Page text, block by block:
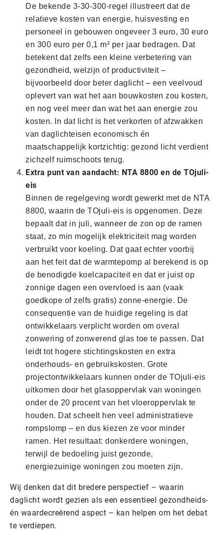
De bekende 3-30-300-regel illustreert dat de
relatieve kosten van energie, huisvesting en
personeel in gebouwen ongeveer 3 euro, 30 euro
en 300 euro per 0,1 m² per jaar bedragen. Dat
betekent dat zelfs een kleine verbetering van
gezondheid, welzijn of productiviteit –
bijvoorbeeld door beter daglicht – een veelvoud
oplevert van wat het aan bouwkosten zou kosten,
en nog veel meer dan wat het aan energie zou
kosten. In dat licht is het verkorten of afzwakken
van daglichteisen economisch én
maatschappelijk kortzichtig: gezond licht verdient
zichzelf ruimschoots terug.
Extra punt van aandacht: NTA 8800 en de TOjuli-
eis
Binnen de regelgeving wordt gewerkt met de NTA
8800, waarin de TOjuli-eis is opgenomen. Deze
bepaalt dat in juli, wanneer de zon op de ramen
staat, zo min mogelijk elektriciteit mag worden
verbruikt voor koeling. Dat gaat echter voorbij
aan het feit dat de warmtepomp al berekend is op
de benodigde koelcapaciteit en dat er juist op
zonnige dagen een overvloed is aan (vaak
goedkope of zelfs gratis) zonne-energie. De
consequentie van de huidige regeling is dat
ontwikkelaars verplicht worden om overal
zonwering of zonwerend glas toe te passen. Dat
leidt tot hogere stichtingskosten en extra
onderhouds- en gebruikskosten. Grote
projectontwikkelaars kunnen onder de TOjuli-eis
uitkomen door het glasoppervlak van woningen
onder de 20 procent van het vloeroppervlak te
houden. Dat scheelt hen veel administratieve
rompslomp – en dus kiezen ze voor minder
ramen. Het resultaat: donkerdere woningen,
terwijl de bedoeling juist gezonde,
energiezuinige woningen zou moeten zijn.
Wij denken dat dit bredere perspectief – waarin
daglicht wordt gezien als een essentieel gezondheids-
én waardecreërend aspect – kan helpen om het debat
te verdiepen.